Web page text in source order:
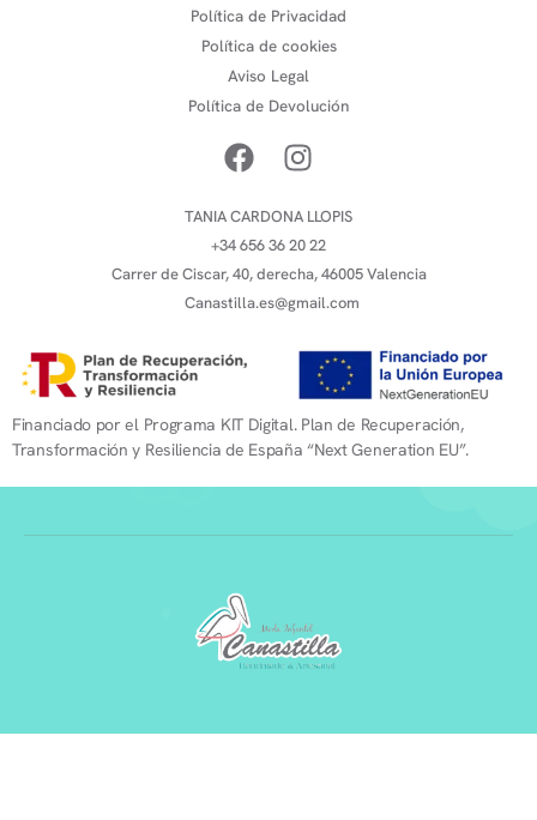
Política de Privacidad
Política de cookies
Aviso Legal
Política de Devolución
TANIA CARDONA LLOPIS
+34 656 36 20 22
Carrer de Ciscar, 40, derecha, 46005 Valencia
Canastilla.es@gmail.com
Financiado por el Programa KIT Digital. Plan de Recuperación,
Transformación y Resiliencia de España “Next Generation EU”.